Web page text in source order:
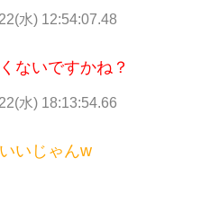
水) 12:54:07.48
ないですかね？
水) 18:13:54.66
いじゃんw